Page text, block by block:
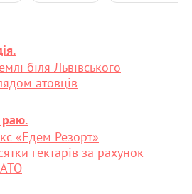
біля Львівського
атовців
раю.
«Едем Резорт»
гектарів за рахунок